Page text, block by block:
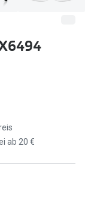
Oakley
ab 20 €